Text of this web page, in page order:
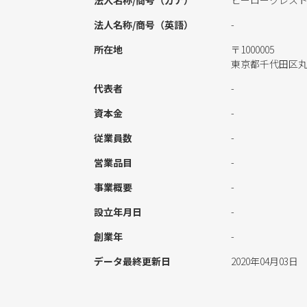
法人名称/商号（英語）
-
所在地
〒1000005
東京都千代田区
代表者
-
資本金
-
従業員数
-
営業品目
-
事業概要
-
設立年月日
-
創業年
-
データ最終更新日
2020年04月03日